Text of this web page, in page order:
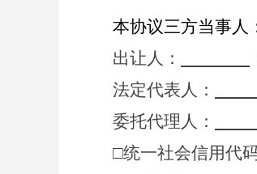
本协议三方当事人
出让人：
法定代表人：
委托代理人：
□统一社会信用代码